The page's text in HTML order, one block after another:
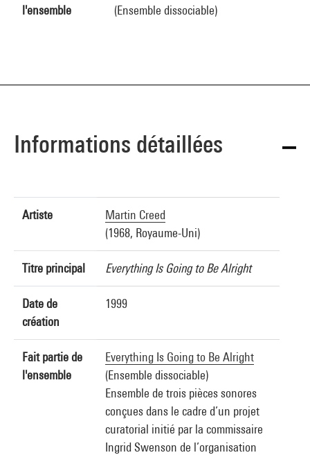
l'ensemble
(Ensemble dissociable)
Informations détaillées
Artiste
Martin Creed
(1968, Royaume-Uni)
Titre principal Everything Is Going to Be Alright
Date de
création
1999
Fait partie de
l'ensemble
Everything Is Going to Be Alright
(Ensemble dissociable)
Ensemble de trois pièces sonores
conçues dans le cadre d’un projet
curatorial initié par la commissaire
Ingrid Swenson de l’organisation